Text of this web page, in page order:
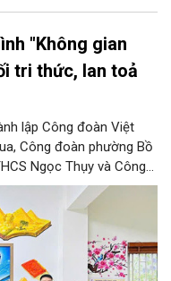
"Không gian
tri thức, lan toả
lập Công đoàn Việt
Công đoàn phường Bồ
Ngọc Thụy và Công
Lễ ra mắt Mô hình